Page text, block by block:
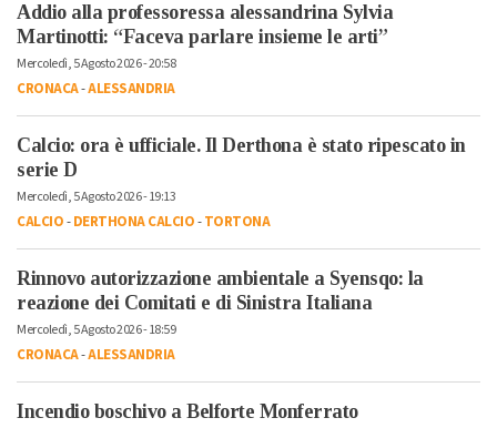
Addio alla professoressa alessandrina Sylvia
Martinotti: “Faceva parlare insieme le arti”
Mercoledì, 5 Agosto 2026 - 20:58
CRONACA-ALESSANDRIA
Calcio: ora è ufficiale. Il Derthona è stato ripescato in
serie D
Mercoledì, 5 Agosto 2026 - 19:13
CALCIO-DERTHONA CALCIO-TORTONA
Rinnovo autorizzazione ambientale a Syensqo: la
reazione dei Comitati e di Sinistra Italiana
Mercoledì, 5 Agosto 2026 - 18:59
CRONACA-ALESSANDRIA
Incendio boschivo a Belforte Monferrato